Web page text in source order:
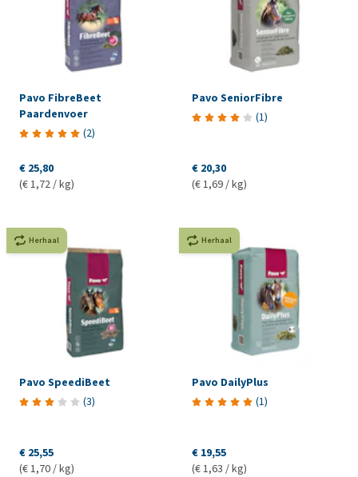
Pavo FibreBeet
Paardenvoer
(2)
€ 25,80
(€ 1,72 / kg)
Pavo SeniorFibre
(1)
€ 20,30
(€ 1,69 / kg)
Herhaal
Pavo SpeediBeet
(3)
€ 25,55
(€ 1,70 / kg)
Herhaal
Pavo DailyPlus
(1)
€ 19,55
(€ 1,63 / kg)